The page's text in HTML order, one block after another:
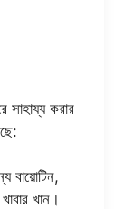
সাহায্য করার
বায়োটিন,
খান।